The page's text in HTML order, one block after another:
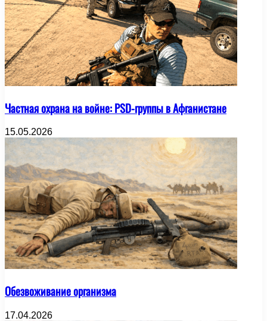
Частная охрана на войне: PSD-группы в Афганистане
15.05.2026
Обезвоживание организма
17.04.2026